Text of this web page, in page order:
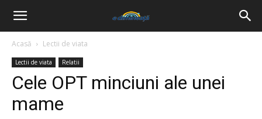
Acasă Lectii de viata
Lectii de viata Relatii
Cele OPT minciuni ale unei
mame